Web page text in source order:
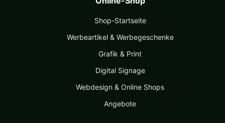
Shop-Startseite
Werbeartikel & Werbegeschenke
Grafik & Print
Digital Signage
Webdesign & Online Shops
Angebote